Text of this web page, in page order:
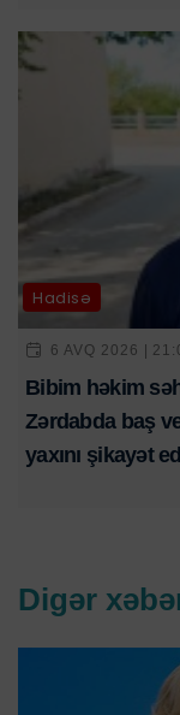
Hadisə
6 AVQ 2026 |
Bibim həkim
Zərdabda baş
yaxını şikayət
Digər